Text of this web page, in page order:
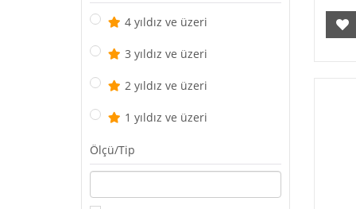
Pimleri Ve Tut
Baza Ayak Ve Profilleri
4 yıldız ve üzeri
3 yıldız ve üzeri
2 yıldız ve üzeri
1 yıldız ve üzeri
Ölçü/Tip